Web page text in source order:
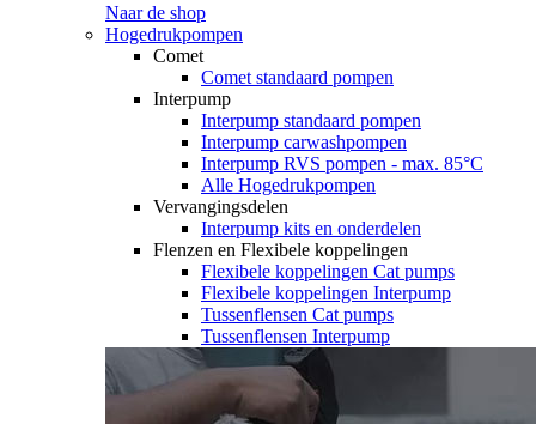
Naar de shop
Hogedrukpompen
Comet
Comet standaard pompen
Interpump
Interpump standaard pompen
Interpump carwashpompen
Interpump RVS pompen - max. 85°C
Alle Hogedrukpompen
Vervangingsdelen
Interpump kits en onderdelen
Flenzen en Flexibele koppelingen
Flexibele koppelingen Cat pumps
Flexibele koppelingen Interpump
Tussenflensen Cat pumps
Tussenflensen Interpump